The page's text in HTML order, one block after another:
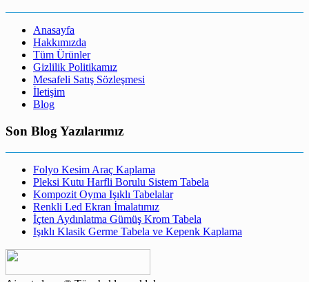
Anasayfa
Hakkımızda
Tüm Ürünler
Gizlilik Politikamız
Mesafeli Satış Sözleşmesi
İletişim
Blog
Son Blog Yazılarımız
Folyo Kesim Araç Kaplama
Pleksi Kutu Harfli Borulu Sistem Tabela
Kompozit Oyma Işıklı Tabelalar
Renkli Led Ekran İmalatımız
İçten Aydınlatma Gümüş Krom Tabela
Işıklı Klasik Germe Tabela ve Kepenk Kaplama